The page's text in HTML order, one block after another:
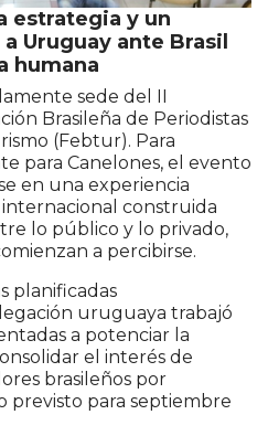
estrategia y un
Uruguay ante Brasil
humana
sede del II
Brasileña de Periodistas
(Febtur). Para
para Canelones, el evento
en una experiencia
construida
lo público y lo privado,
a percibirse.
planificadas
uruguaya trabajó
a potenciar la
el interés de
brasileños por
para septiembre